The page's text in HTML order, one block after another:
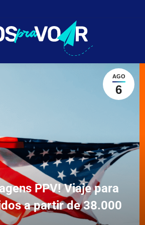
AGO
6
PPV! Viaje para
a partir de 38.000